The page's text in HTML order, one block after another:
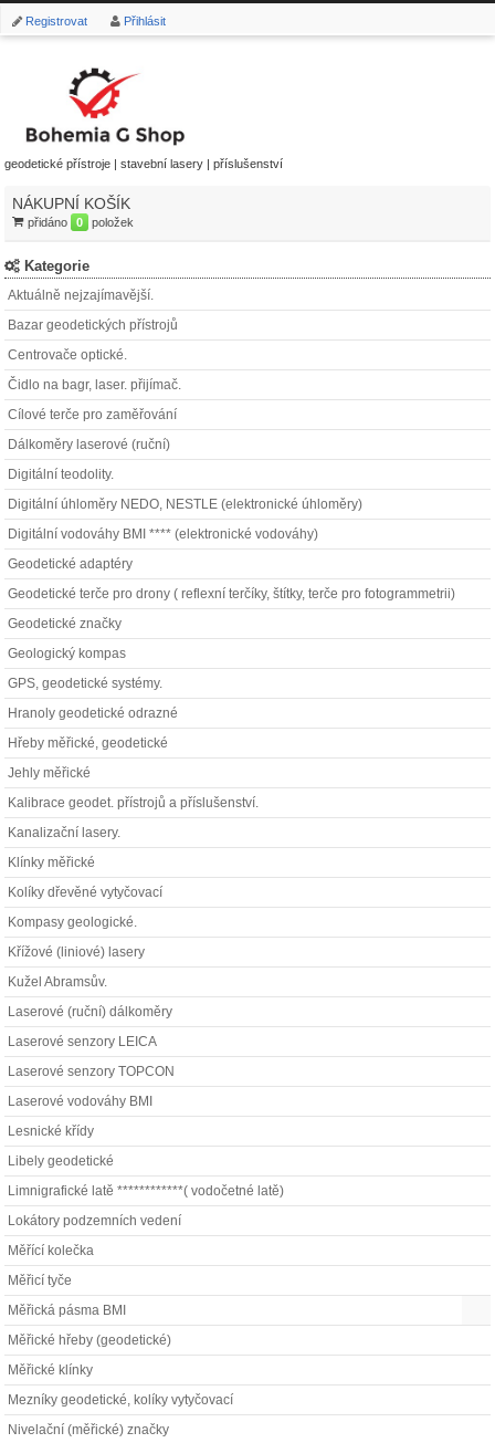
Registrovat Přihlásit
geodetické přístroje | stavební lasery | příslušenství
NÁKUPNÍ KOŠÍK
přidáno 0 položek
Kategorie
Aktuálně nejzajímavější.
Bazar geodetických přístrojů
Centrovače optické.
Čidlo na bagr, laser. přijímač.
Cílové terče pro zaměřování
Dálkoměry laserové (ruční)
Digitální teodolity.
Digitální úhloměry NEDO, NESTLE (elektronické úhloměry)
Digitální vodováhy BMI **** (elektronické vodováhy)
Geodetické adaptéry
Geodetické terče pro drony ( reflexní terčíky, štítky, terče pro fotogrammetrii)
Geodetické značky
Geologický kompas
GPS, geodetické systémy.
Hranoly geodetické odrazné
Hřeby měřické, geodetické
Jehly měřické
Kalibrace geodet. přístrojů a příslušenství.
Kanalizační lasery.
Klínky měřické
Kolíky dřevěné vytyčovací
Kompasy geologické.
Křížové (liniové) lasery
Kužel Abramsův.
Laserové (ruční) dálkoměry
Laserové senzory LEICA
Laserové senzory TOPCON
Laserové vodováhy BMI
Lesnické křídy
Libely geodetické
Limnigrafické latě ************( vodočetné latě)
Lokátory podzemních vedení
Měřící kolečka
Měřicí tyče
Měřická pásma BMI
Měřické hřeby (geodetické)
Měřické klínky
Mezníky geodetické, kolíky vytyčovací
Nivelační (měřické) značky